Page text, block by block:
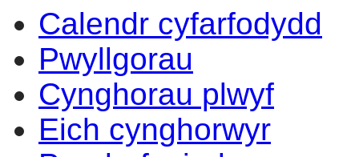
Calendr cyfarfodydd
Pwyllgorau
Cynghorau plwyf
Eich cynghorwyr